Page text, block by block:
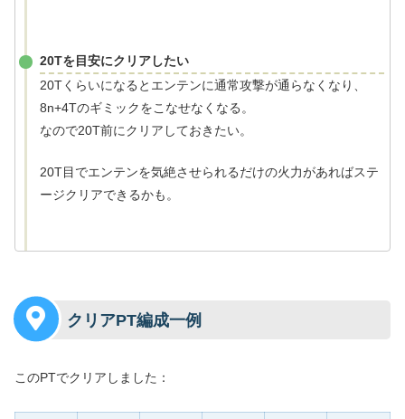
20Tを目安にクリアしたい
20Tくらいになるとエンテンに通常攻撃が通らなくなり、
8n+4Tのギミックをこなせなくなる。
なので20T前にクリアしておきたい。
20T目でエンテンを気絶させられるだけの火力があればステ
ージクリアできるかも。
クリアPT編成一例
このPTでクリアしました：